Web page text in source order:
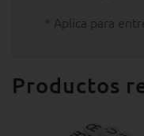
* Aplica para
Productos